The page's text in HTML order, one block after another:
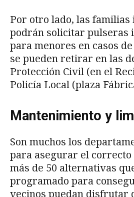
Por otro lado, las familias
podrán solicitar pulseras
para menores en casos
se pueden retirar en las
Protección Civil (en el
Policía Local (plaza
Mantenimiento y
Son muchos los
para asegurar el
más de 50 alternativas
programado para
vecinos puedan disfrutar